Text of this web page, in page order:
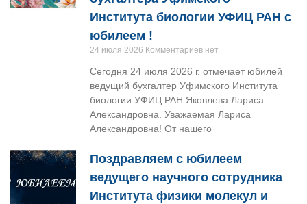
Института биологии УФИЦ РАН с
юбилеем !
24 июля 2026 Комментариев нет
Сегодня 24 июля 2026 г. отмечает юбилей
ведущий бухгалтер Уфимского Института
биологии УФИЦ РАН Яковлева Лариса
Александровна. Уважаемая Лариса
Александровна! От нашего
Поздравляем с юбилеем
ведущего научного сотрудника
Института физики молекул и